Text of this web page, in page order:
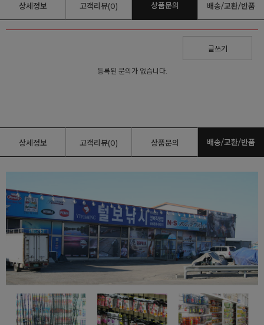
상세정보 고객리뷰(0) 상품문의 배송/교환/반품
글쓰기
등록된 문의가 없습니다.
상세정보 고객리뷰(0) 상품문의 배송/교환/반품